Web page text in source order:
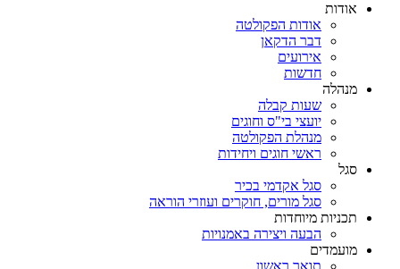
אודות
אודות הפקולטה
דבר הדקאן
אירועים
חדשות
מנהלה
שעות קבלה
יועצי בי"ס וחוגים
מנהלת הפקולטה
ראשי חוגים ויחידות
סגל
סגל אקדמי בכיר
סגל מורים, חוקרים ועוזרי הוראה
תכניות מיוחדות
הבעה ויצירה באמנויות
מועמדים
תואר ראשון